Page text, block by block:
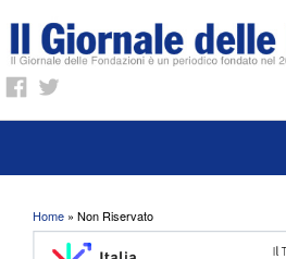
Tu sei qui
Home » Non Riservato